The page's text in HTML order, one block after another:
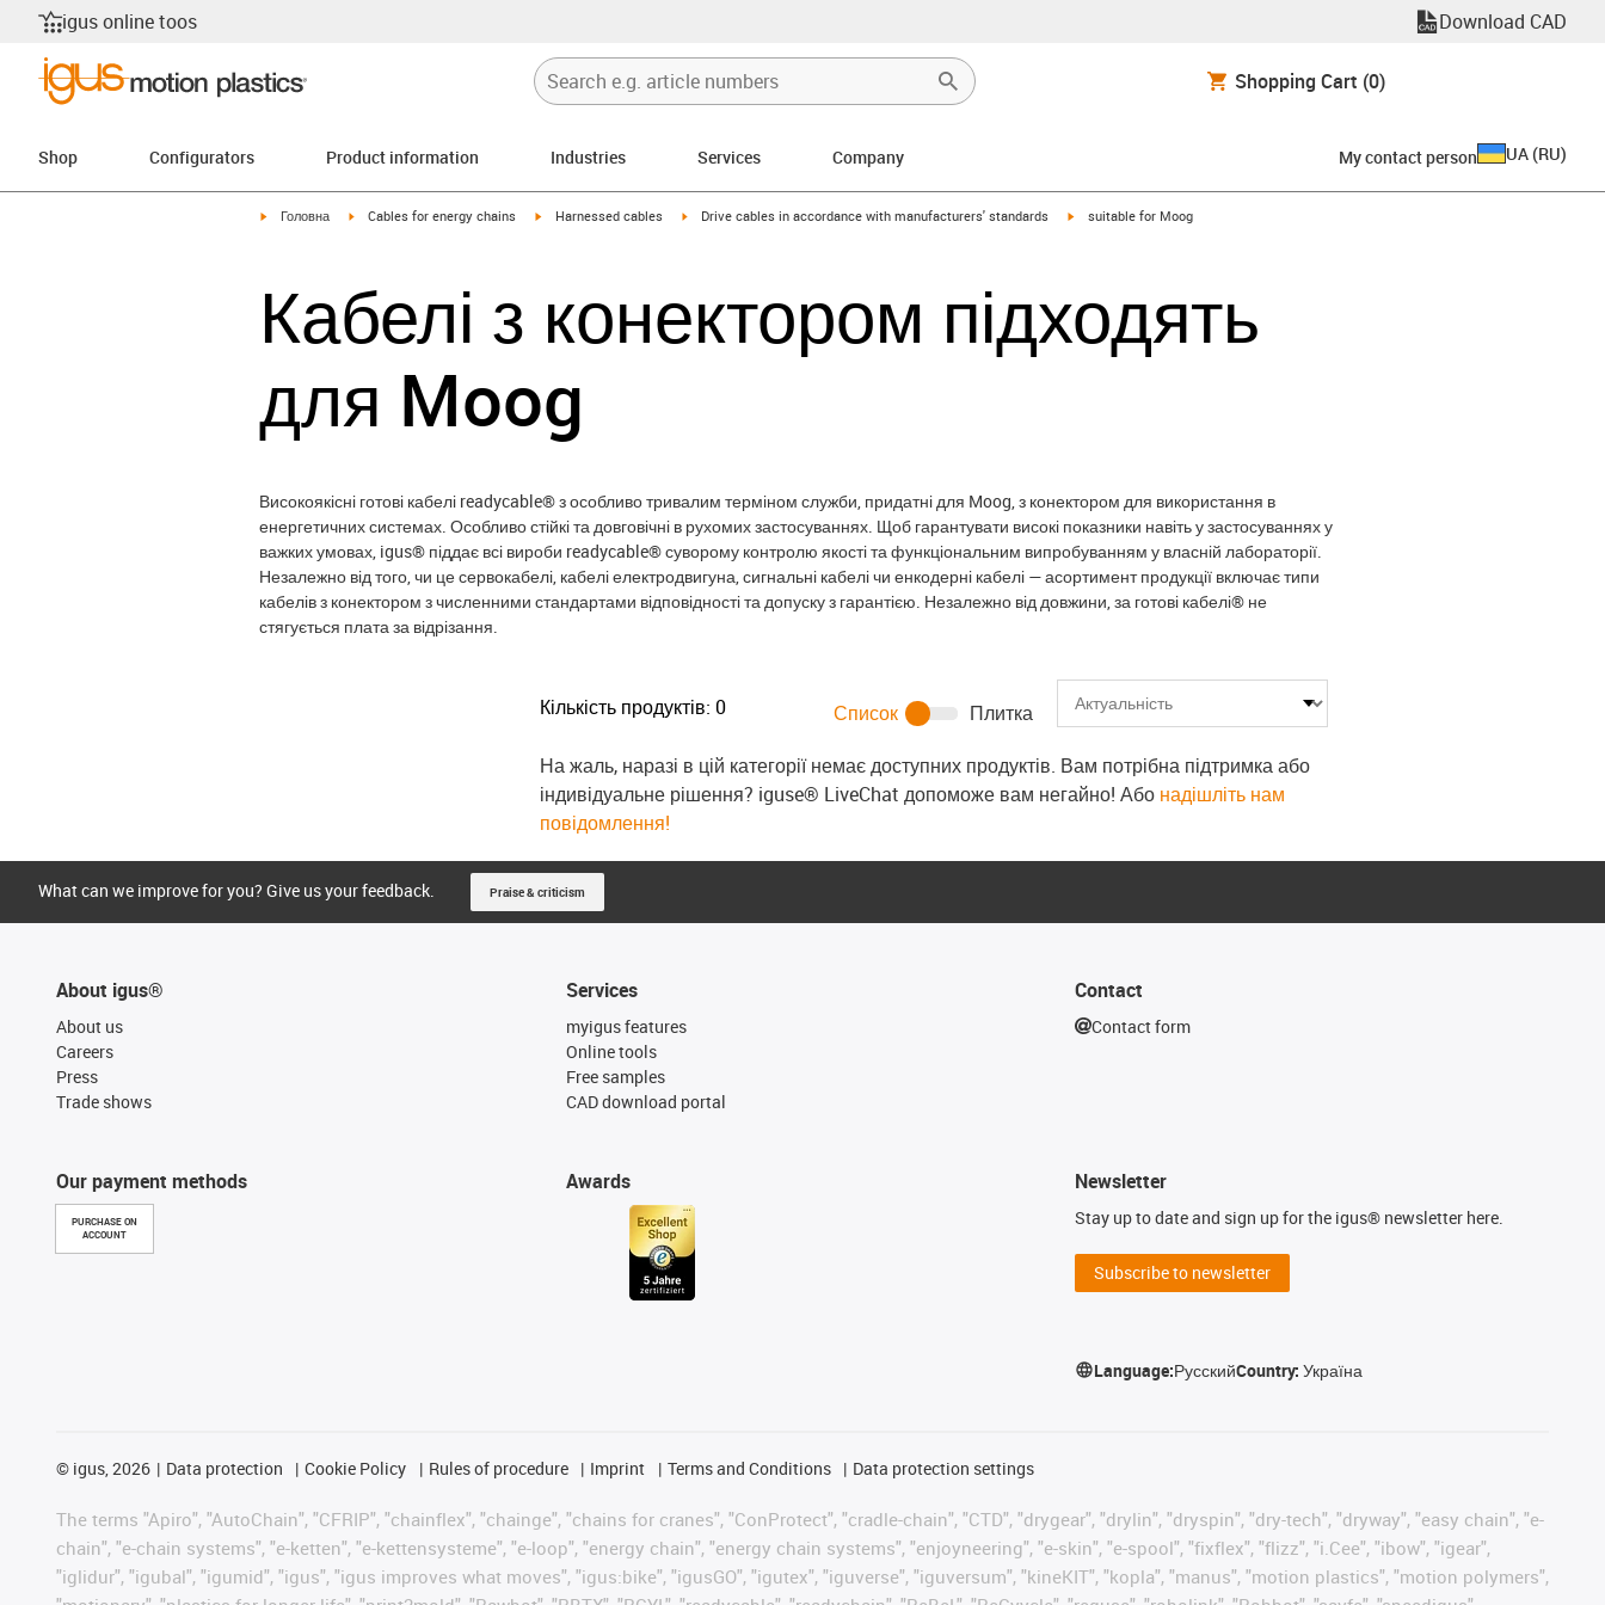
igus online toos Download CAD
Shopping Cart (0)
Shop Configurators Product information Industries Services Company My contact person UA (RU)
igus-icon-arrow-right
Головна igus-icon-arrow-right
Cables for energy chains igus-icon-arrow-right
Harnessed cables igus-icon-arrow-right
Drive cables in accordance with manufacturers' standards igus-icon-arrow-right
suitable for Moog
Кабелі з конектором підходять
для Moog
Високоякісні готові кабелі readycable® з особливо тривалим терміном служби, придатні для Moog, з конектором для використання в
енергетичних системах. Особливо стійкі та довговічні в рухомих застосуваннях. Щоб гарантувати високі показники навіть у застосуваннях у
важких умовах, igus® піддає всі вироби readycable® суворому контролю якості та функціональним випробуванням у власній лабораторії.
Незалежно від того, чи це сервокабелі, кабелі електродвигуна, сигнальні кабелі чи енкодерні кабелі — асортимент продукції включає типи
кабелів з конектором з численними стандартами відповідності та допуску з гарантією. Незалежно від довжини, за готові кабелі® не
стягується плата за відрізання.
Кількість продуктів: 0 Список
Плитка
На жаль, наразі в цій категорії немає доступних продуктів. Вам потрібна підтримка або
індивідуальне рішення? iguse® LiveChat допоможе вам негайно! Або надішліть нам
повідомлення!
What can we improve for you? Give us your feedback. Praise & criticism
About igus®
About us
Careers
Press
Trade shows
Our payment methods
PURCHASE ON
ACCOUNT
Services
myigus features
Online tools
Free samples
CAD download portal
Awards
Contact
Contact form
Newsletter
Stay up to date and sign up for the igus® newsletter here.
Subscribe to newsletter
Language:РусскийCountry:Україна
© igus, 2026 Data protection Cookie Policy Rules of procedure Imprint Terms and Conditions Data protection settings
The terms "Apiro", "AutoChain", "CFRIP", "chainflex", "chainge", "chains for cranes", "ConProtect", "cradle-chain", "CTD", "drygear", "drylin", "dryspin", "dry-tech", "dryway", "easy chain", "e-
chain", "e-chain systems", "e-ketten", "e-kettensysteme", "e-loop", "energy chain", "energy chain systems", "enjoyneering", "e-skin", "e-spool", "fixflex", "flizz", "i.Cee", "ibow", "igear",
"iglidur", "igubal", "igumid", "igus", "igus improves what moves", "igus:bike", "igusGO", "igutex", "iguverse", "iguversum", "kineKIT", "kopla", "manus", "motion plastics", "motion polymers",